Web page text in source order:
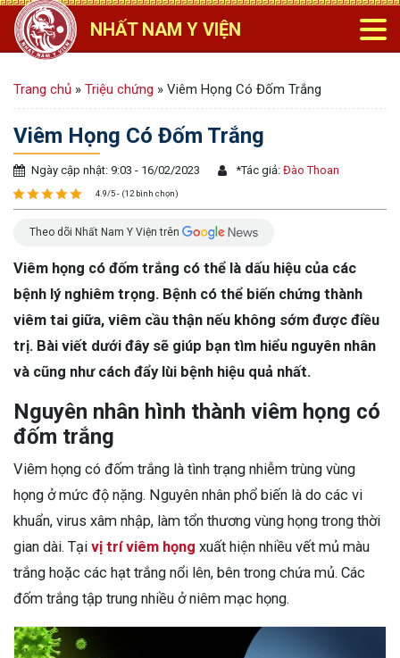
NHẤT NAM Y VIỆN
Trang chủ » Triệu chứng » Viêm Họng Có Đốm Trắng
Viêm Họng Có Đốm Trắng
Ngày cập nhật: 9:03 - 16/02/2023 *Tác giả: Đào Thoan
4.9/5 - (12 bình chọn)
Theo dõi Nhất Nam Y Viện trên
Viêm họng có đốm trắng có thể là dấu hiệu của các
bệnh lý nghiêm trọng. Bệnh có thể biến chứng thành
viêm tai giữa, viêm cầu thận nếu không sớm được điều
trị. Bài viết dưới đây sẽ giúp bạn tìm hiểu nguyên nhân
và cũng như cách đẩy lùi bệnh hiệu quả nhất.
Nguyên nhân hình thành viêm họng có
đốm trắng
Viêm họng có đốm trắng là tình trạng nhiễm trùng vùng
họng ở mức độ nặng. Nguyên nhân phổ biến là do các vi
khuẩn, virus xâm nhập, làm tổn thương vùng họng trong thời
gian dài. Tại vị trí viêm họng xuất hiện nhiều vết mủ màu
trắng hoặc các hạt trắng nổi lên, bên trong chứa mủ. Các
đốm trắng tập trung nhiều ở niêm mạc họng.